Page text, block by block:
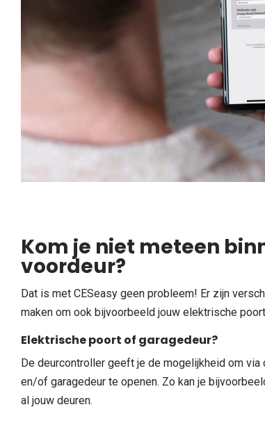
Kom je niet meteen
voordeur?
Dat is met CESeasy geen probleem! Er zijn
maken om ook bijvoorbeeld jouw elektrische
Elektrische poort of garagedeur?
De deurcontroller geeft je de mogelijkheid om
en/of garagedeur te openen. Zo kan je
al jouw deuren.